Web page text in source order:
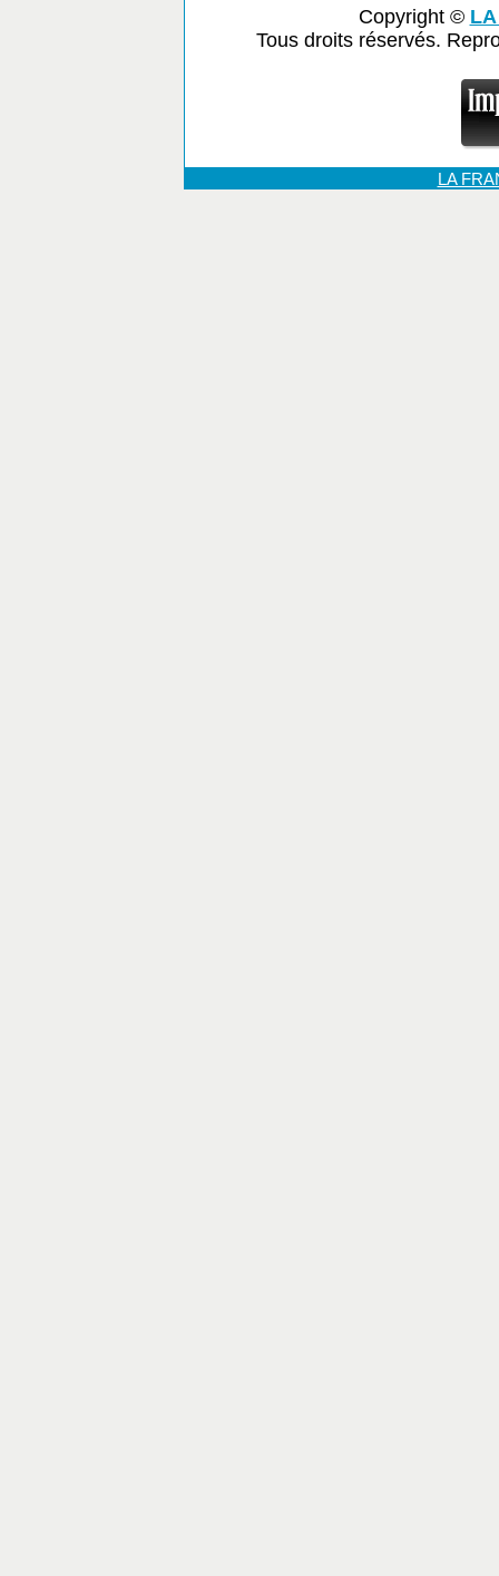
Copyright ©
Tous droits réservés.
LA